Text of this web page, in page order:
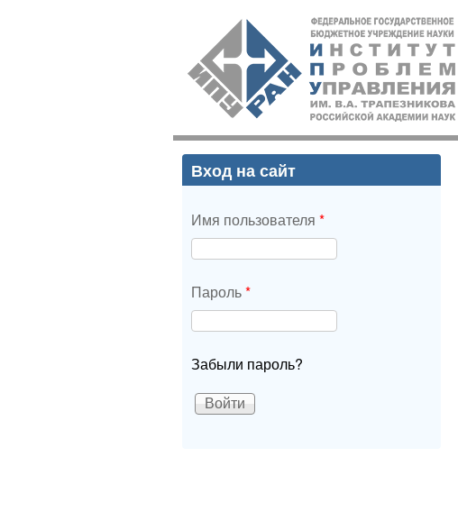
ИПУ
РАН
Вход на сайт
Имя пользователя *
Пароль*
Забыли пароль?